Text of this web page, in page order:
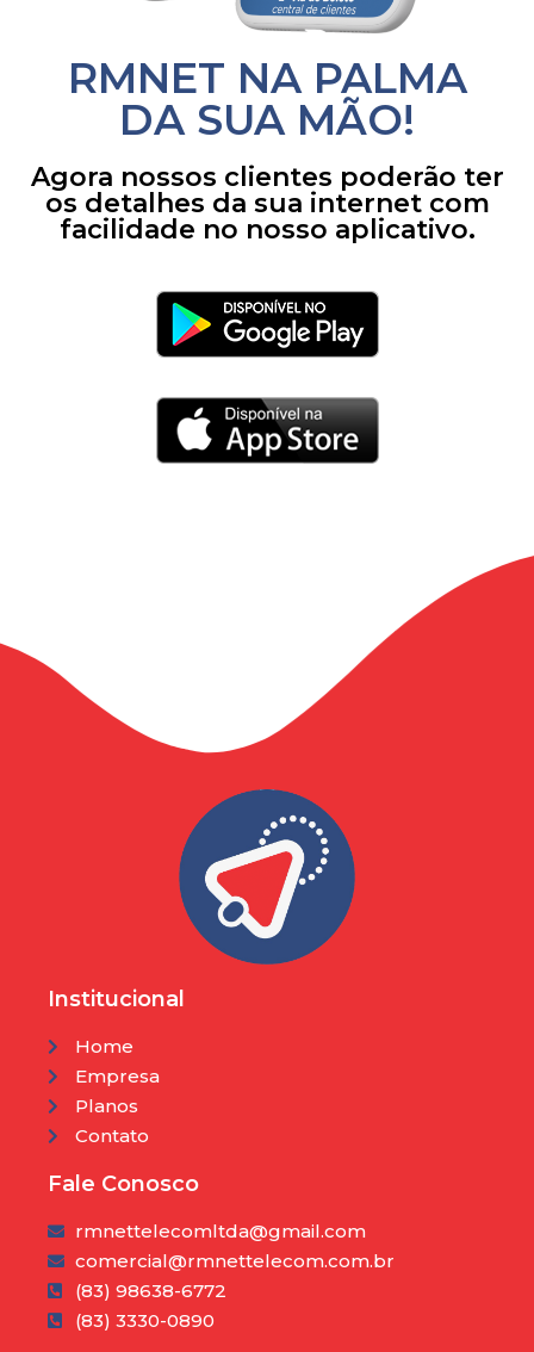
RMNET NA PALMA
DA SUA MÃO!
Agora nossos clientes poderão ter
os detalhes da sua internet com
facilidade no nosso aplicativo.
Institucional
Home
Empresa
Planos
Contato
Fale Conosco
rmnettelecomltda@gmail.com
comercial@rmnettelecom.com.br
(83) 98638-6772
(83) 3330-0890